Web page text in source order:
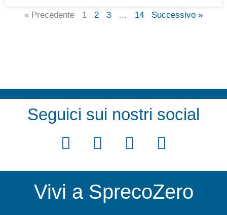
« Precedente 1 2 3 … 14 Successivo »
Seguici sui nostri social
F
c
e
T
i
t
Y
u
t
I
s
t
Vivi a SprecoZero